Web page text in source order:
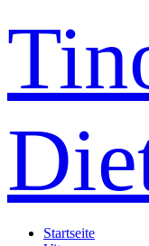
Startseite